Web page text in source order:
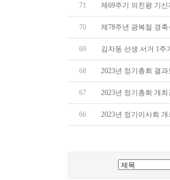
71 제69주기 의친왕 기신
70 제78주년 광복절 경축
69 김자동 선생 서거 1주
68 2023년 정기총회 결과
67 2023년 정기총회 개최
66 2023년 정기이사회